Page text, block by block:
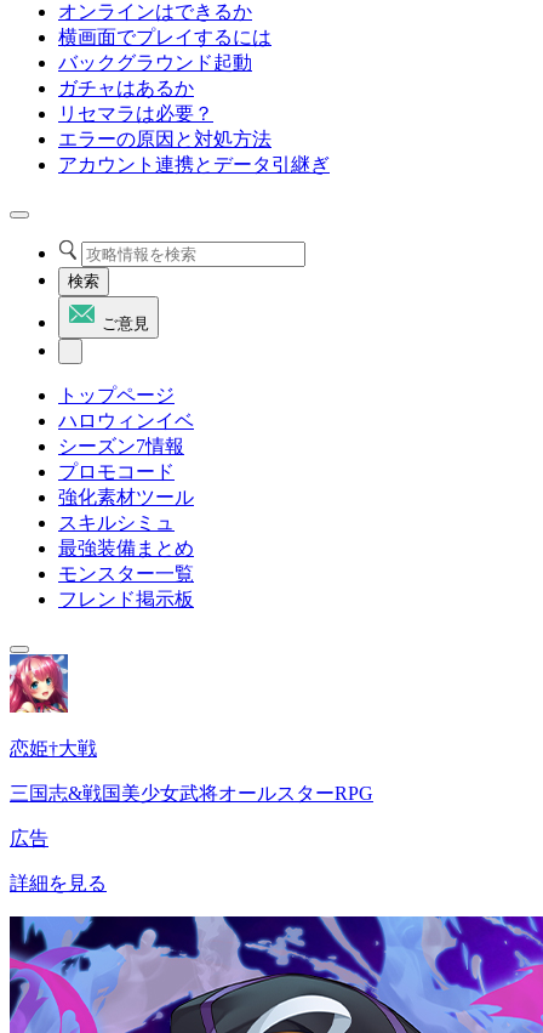
オンラインはできるか
横画面でプレイするには
バックグラウンド起動
ガチャはあるか
リセマラは必要？
エラーの原因と対処方法
アカウント連携とデータ引継ぎ
検索
ご意見
トップページ
ハロウィンイベ
シーズン7情報
プロモコード
強化素材ツール
スキルシミュ
最強装備まとめ
モンスター一覧
フレンド掲示板
恋姫†大戦
三国志&戦国美少女武将オールスターRPG
広告
詳細を見る